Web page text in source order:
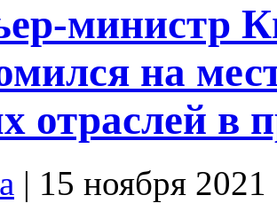
министр
на
отраслей в
| 15 ноября 2021